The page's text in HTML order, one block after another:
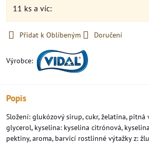
11 ks a víc:
Přidat k Oblíbeným Doručení
Výrobce:
Popis
Složení: glukózový sirup, cukr, želatina, pitná
glycerol, kyselina: kyselina citrónová,
pektiny, aroma, barvicí rostlinné výtažky z: